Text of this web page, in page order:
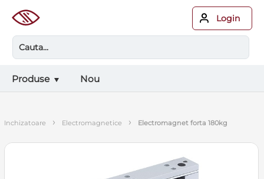
Login
Produse Nou
inchizatoare › electromagnetice › electromagnet forta 180kg